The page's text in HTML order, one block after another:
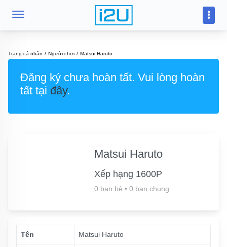
Trang cá nhân Người chơi Matsui Haruto
Đăng ký chưa hoàn tất. Vui lòng hoàn
tất tại đây.
Matsui Haruto
Xếp hạng 1600P
0 bạn bè • 0 bạn chung
Tên Matsui Haruto